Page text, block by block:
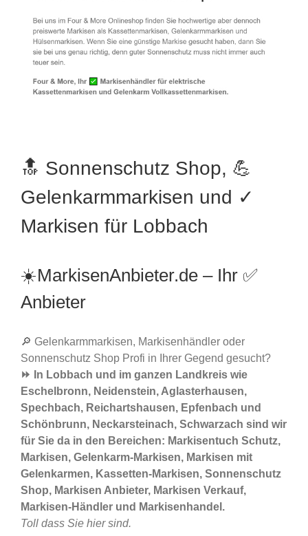
🔝 Sonnenschutz Shop, 💪
Gelenkarmmarkisen und ✓
Markisen für Lobbach
☀️MarkisenAnbieter.de – Ihr ✅
Anbieter
🔎 Gelenkarmmarkisen, Markisenhändler oder
Sonnenschutz Shop Profi in Ihrer Gegend gesucht?
⏩ In Lobbach und im ganzen Landkreis wie
Eschelbronn, Neidenstein, Aglasterhausen,
Spechbach, Reichartshausen, Epfenbach und
Schönbrunn, Neckarsteinach, Schwarzach sind wir
für Sie da in den Bereichen: Markisentuch Schutz,
Markisen, Gelenkarm-Markisen, Markisen mit
Gelenkarmen, Kassetten-Markisen, Sonnenschutz
Shop, Markisen Anbieter, Markisen Verkauf,
Markisen-Händler und Markisenhandel.
Toll dass Sie hier sind.